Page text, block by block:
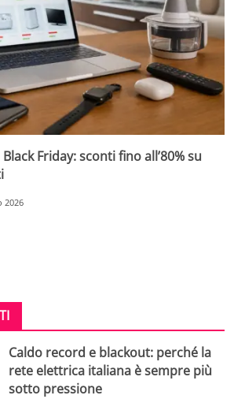
Friday: sconti fino all’80% su
2026
Caldo record e blackout: perché la
rete elettrica italiana è sempre più
sotto pressione